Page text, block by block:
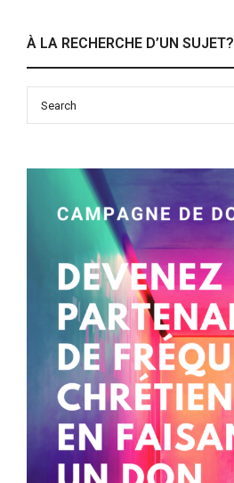
À LA RECHERCHE D’UN SUJET?